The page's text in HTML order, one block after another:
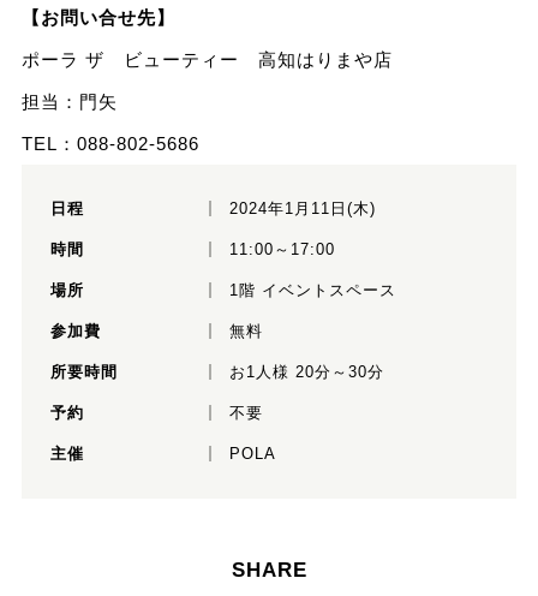
【お問い合せ先】
ポーラ ザ ビューティー 高知はりまや店
担当：門矢
TEL：088-802-5686
日程 2024年1月11日(木)
時間 11:00～17:00
場所 1階 イベントスペース
参加費 無料
所要時間 お1人様 20分～30分
予約 不要
主催 POLA
SHARE